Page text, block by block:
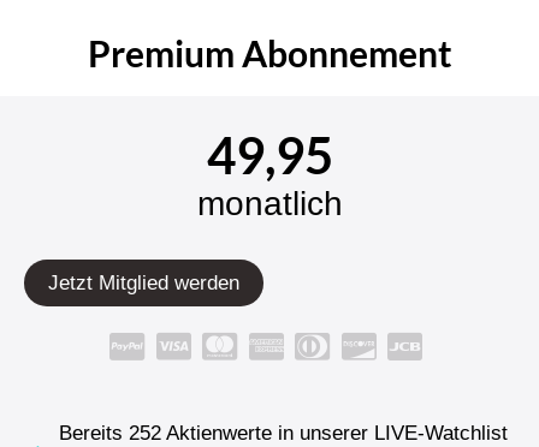
Premium Abonnement
49,95
monatlich
Jetzt Mitglied werden
Bereits 252 Aktienwerte in unserer LIVE-Watchlist